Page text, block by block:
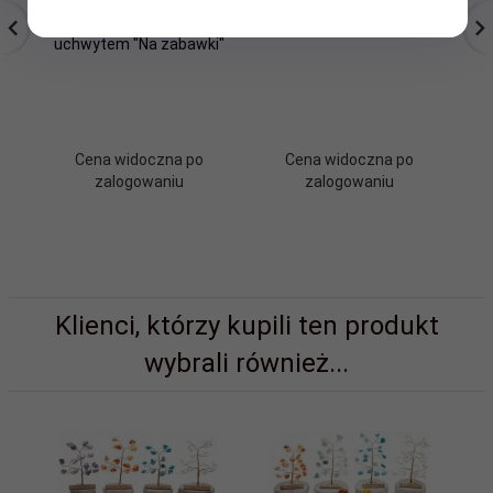
uchwytem "Na zabawki"
Cena widoczna po
zalogowaniu
Cena widoczna po
zalogowaniu
Klienci, którzy kupili ten produkt
wybrali również...